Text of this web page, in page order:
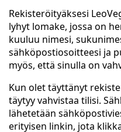
Rekisteröityäksesi
lyhyt lomake, jossa on
kuuluu nimesi,
sähköpostiosoitteesi ja
myös, että sinulla on
Kun olet täyttänyt
täytyy vahvistaa tilisi.
lähetetään
erityisen linkin, jota